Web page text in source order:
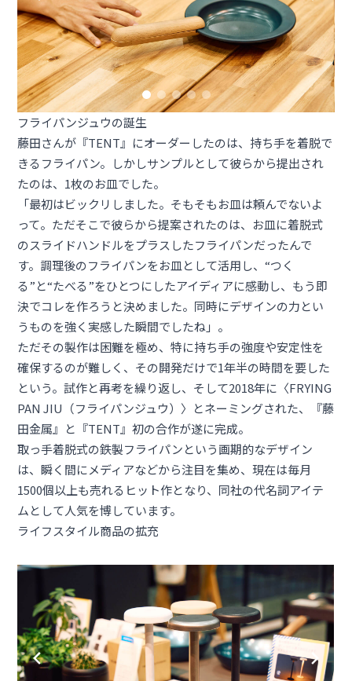
フライパンジュウの誕生
藤田さんが『TENT』にオーダーしたのは、持ち手を着脱で
きるフライパン。しかしサンプルとして彼らから提出され
たのは、1枚のお皿でした。
「最初はビックリしました。そもそもお皿は頼んでないよ
って。ただそこで彼らから提案されたのは、お皿に着脱式
のスライドハンドルをプラスしたフライパンだったんで
す。調理後のフライパンをお皿として活用し、“つく
る”と“たべる”をひとつにしたアイディアに感動し、もう即
決でコレを作ろうと決めました。同時にデザインの力とい
うものを強く実感した瞬間でしたね」。
ただその製作は困難を極め、特に持ち手の強度や安定性を
確保するのが難しく、その開発だけで1年半の時間を要した
という。試作と再考を繰り返し、そして2018年に〈FRYING
PAN JIU（フライパンジュウ） 〉とネーミングされた、『藤
田金属』と『TENT』初の合作が遂に完成。
取っ手着脱式の鉄製フライパンという画期的なデザイン
は、瞬く間にメディアなどから注目を集め、現在は毎月
1500個以上も売れるヒット作となり、同社の代名詞アイテ
ムとして人気を博しています。
ライフスタイル商品の拡充